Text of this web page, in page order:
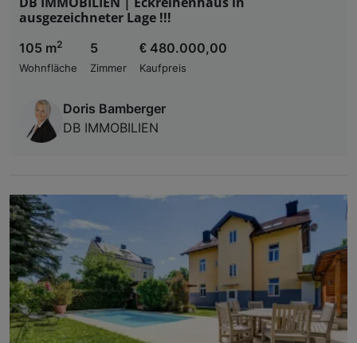
ausgezeichneter Lage !!!
105 m2
Wohnfläche
5
Zimmer
€ 480.000,00
Kaufpreis
Doris Bamberger
DB IMMOBILIEN